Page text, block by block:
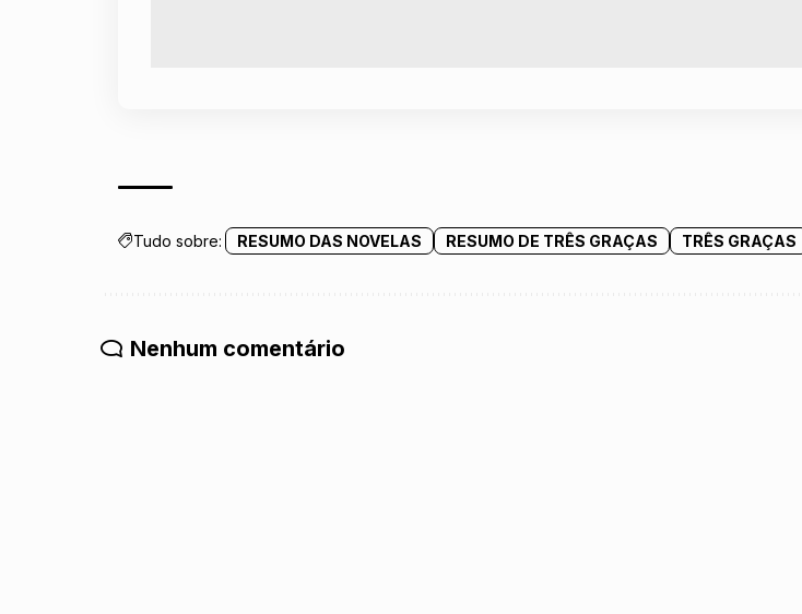
Tudo sobre: RESUMO DAS NOVELAS RESUMO DE TRÊS GRAÇAS TRÊS GRAÇAS
Nenhum comentário